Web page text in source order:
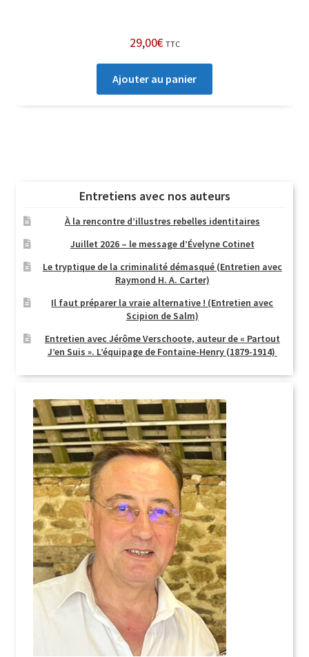
29,00€ TTC
Ajouter au panier
Entretiens avec nos auteurs
À la rencontre d’illustres rebelles identitaires
Juillet 2026 – le message d’Évelyne Cotinet
Le tryptique de la criminalité démasqué (Entretien avec
Raymond H. A. Carter)
Il faut préparer la vraie alternative ! (Entretien avec
Scipion de Salm)
Entretien avec Jérôme Verschoote, auteur de « Partout
J’en Suis ». L’équipage de Fontaine-Henry (1879-1914)